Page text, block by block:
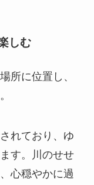
しむ
所に位置し、
れており、ゆ
す。川のせせ
心穏やかに過